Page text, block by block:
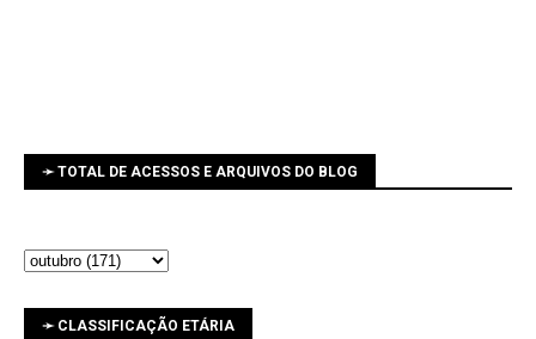
➛ TOTAL DE ACESSOS E ARQUIVOS DO BLOG
➛ CLASSIFICAÇÃO ETÁRIA